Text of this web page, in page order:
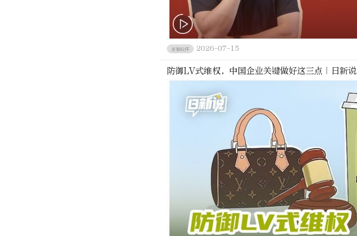
京报锐评 2026-07-15
防御LV式维权，中国企业关键做好这三点｜日新说